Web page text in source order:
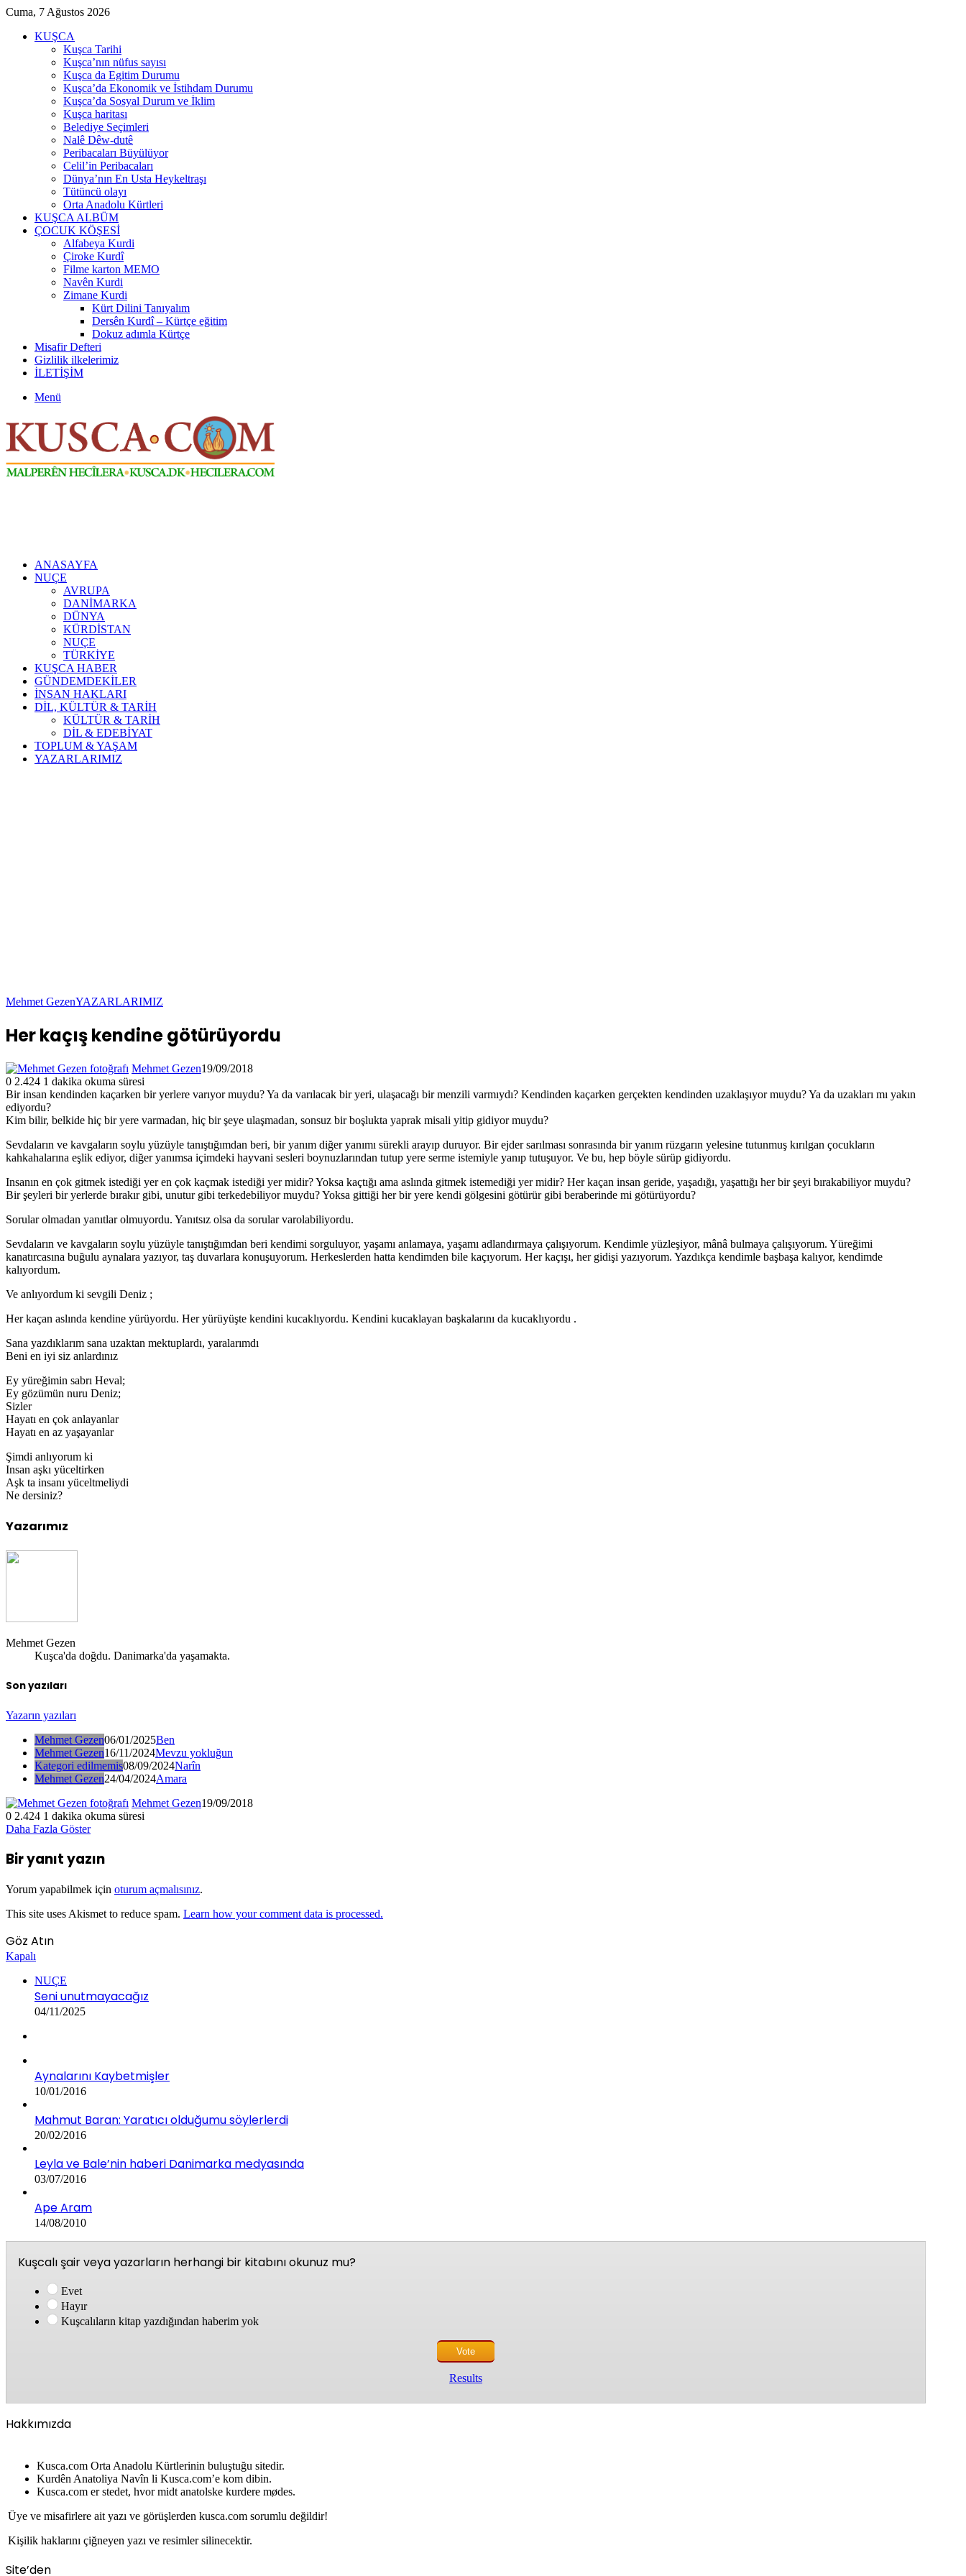
Cuma, 7 Ağustos 2026
KUŞCA
Kuşca Tarihi
Kuşca’nın nüfus sayısı
Kuşca da Egitim Durumu
Kuşca’da Ekonomik ve İstihdam Durumu
Kuşca’da Sosyal Durum ve İklim
Kuşca haritası
Belediye Seçimleri
Nalê Dêw-dutê
Peribacaları Büyülüyor
Celil’in Peribacaları
Dünya’nın En Usta Heykeltraşı
Tütüncü olayı
Orta Anadolu Kürtleri
KUŞCA ALBÜM
ÇOCUK KÖŞESİ
Alfabeya Kurdi
Çiroke Kurdî
Filme karton MEMO
Navên Kurdi
Zimane Kurdi
Kürt Dilini Tanıyalım
Dersên Kurdî – Kürtçe eğitim
Dokuz adımla Kürtçe
Misafir Defteri
Gizlilik ilkelerimiz
İLETİŞİM
Menü
ANASAYFA
NUÇE
AVRUPA
DANİMARKA
DÜNYA
KÜRDİSTAN
NUÇE
TÜRKİYE
KUŞCA HABER
GÜNDEMDEKİLER
İNSAN HAKLARI
DİL, KÜLTÜR & TARİH
KÜLTÜR & TARİH
DİL & EDEBİYAT
TOPLUM & YAŞAM
YAZARLARIMIZ
Mehmet GezenYAZARLARIMIZ
Her kaçış kendine götürüyordu
Mehmet Gezen19/09/2018
0 2.424 1 dakika okuma süresi
Bir insan kendinden kaçarken bir yerlere varıyor muydu? Ya da varılacak bir yeri, ulaşacağı bir menzili varmıydı? Kendinden kaçarken gerçekten kendinden uzaklaşıyor muydu? Ya da uzakları mı yakın
ediyordu?
Kim bilir, belkide hiç bir yere varmadan, hiç bir şeye ulaşmadan, sonsuz bir boşlukta yaprak misali yitip gidiyor muydu?
Sevdaların ve kavgaların soylu yüzüyle tanıştığımdan beri, bir yanım diğer yanımı sürekli arayıp duruyor. Bir ejder sarılması sonrasında bir yanım rüzgarın yelesine tutunmuş kırılgan çocukların
kahkahalarına eşlik ediyor, diğer yanımsa içimdeki hayvani sesleri boynuzlarından tutup yere serme istemiyle yanıp tutuşuyor. Ve bu, hep böyle sürüp gidiyordu.
Insanın en çok gitmek istediği yer en çok kaçmak istediği yer midir? Yoksa kaçtığı ama aslında gitmek istemediği yer midir? Her kaçan insan geride, yaşadığı, yaşattığı her bir şeyi bırakabiliyor muydu?
Bir şeyleri bir yerlerde bırakır gibi, unutur gibi terkedebiliyor muydu? Yoksa gittiği her bir yere kendi gölgesini götürür gibi beraberinde mi götürüyordu?
Sorular olmadan yanıtlar olmuyordu. Yanıtsız olsa da sorular varolabiliyordu.
Sevdaların ve kavgaların soylu yüzüyle tanıştığımdan beri kendimi sorguluyor, yaşamı anlamaya, yaşamı adlandırmaya çalışıyorum. Kendimle yüzleşiyor, mânâ bulmaya çalışıyorum. Yüreğimi
kanatırcasına buğulu aynalara yazıyor, taş duvarlara konuşuyorum. Herkeslerden hatta kendimden bile kaçıyorum. Her kaçışı, her gidişi yazıyorum. Yazdıkça kendimle başbaşa kalıyor, kendimde
kalıyordum.
Ve anlıyordum ki sevgili Deniz ;
Her kaçan aslında kendine yürüyordu. Her yürüyüşte kendini kucaklıyordu. Kendini kucaklayan başkalarını da kucaklıyordu .
Sana yazdıklarım sana uzaktan mektuplardı, yaralarımdı
Beni en iyi siz anlardınız
Ey yüreğimin sabrı Heval;
Ey gözümün nuru Deniz;
Sizler
Hayatı en çok anlayanlar
Hayatı en az yaşayanlar
Şimdi anlıyorum ki
Insan aşkı yüceltirken
Aşk ta insanı yüceltmeliydi
Ne dersiniz?
Yazarımız
Mehmet Gezen
Kuşca'da doğdu. Danimarka'da yaşamakta.
Son yazıları
Yazarın yazıları
Mehmet Gezen06/01/2025Ben
Mehmet Gezen16/11/2024Mevzu yokluğun
Kategori edilmemis08/09/2024Narîn
Mehmet Gezen24/04/2024Amara
Mehmet Gezen19/09/2018
0 2.424 1 dakika okuma süresi
Daha Fazla Göster
Bir yanıt yazın
Yorum yapabilmek için oturum açmalısınız.
This site uses Akismet to reduce spam. Learn how your comment data is processed.
Göz Atın
Kapalı
NUÇE
Seni unutmayacağız
04/11/2025
Aynalarını Kaybetmişler
10/01/2016
Mahmut Baran: Yaratıcı olduğumu söylerlerdi
20/02/2016
Leyla ve Bale’nin haberi Danimarka medyasında
03/07/2016
Ape Aram
14/08/2010
Kuşcalı şair veya yazarların herhangi bir kitabını okunuz mu?
Evet
Hayır
Kuşcalıların kitap yazdığından haberim yok
Results
Hakkımızda
Kusca.com Orta Anadolu Kürtlerinin buluştuğu sitedir.
Kurdên Anatoliya Navîn li Kusca.com’e kom dibin.
Kusca.com er stedet, hvor midt anatolske kurdere mødes.
Üye ve misafirlere ait yazı ve görüşlerden kusca.com sorumlu değildir!
Kişilik haklarını çiğneyen yazı ve resimler silinecektir.
Site’den